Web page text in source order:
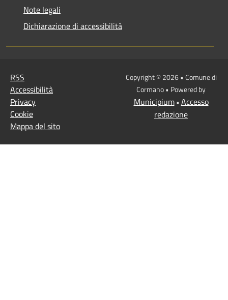
Note legali
Dichiarazione di accessibilità
RSS
Accessibilità
Privacy
Cookie
Mappa del sito
Copyright © 2026 • Comune di
Cormano • Powered by
Municipium• Accesso
redazione